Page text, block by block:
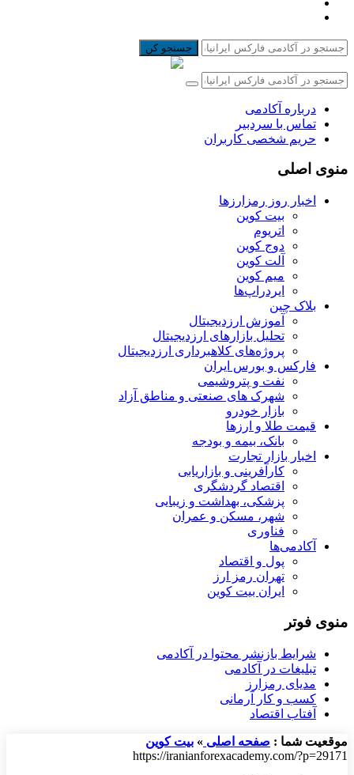
جستجو کن
درباره آکادمی
تماس با سردبیر
حریم شخصی کاربران
منوی اصلی
اخبار روز رمزارزها
بیت کوین
اتریوم
دوج کوین
آلت کوین
میم کوین‌
ایردراپ‌ها
بلاک چین
آموزش ارزدیجیتال
تحلیل بازارهای ارزدیجیتال
پروژه‌های کلاهبرداری ارزدیجیتال
فارکس و بورس ایران
نفت و پتروشیمی
شهرک های صنعتی و مناطق آزاد
بازار خودرو
قیمت طلا و ارزها
بانک، بیمه و بودجه
اخبار بازار تجارت
کارآفرینی و بازاریابی
اقتصاد گردشگری
پزشکی، بهداشت و زیبایی
شهر، مسکن و عمران
فناوری
آکادمی‌ها
پول و اقتصاد
تهران رمز ارز
ایران بیت کوین
منوی فوتر
شرایط بازنشر محتوا در آکادمی
تبلیغات در آکادمی
مدیای رمزارز
کسب و کار آرمانی
آفتاب اقتصاد
موقعیت شما : صفحه اصلی » بیت کوین
https://iranianforexacademy.com/?p=29171